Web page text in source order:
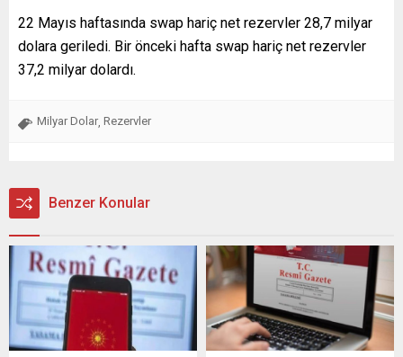
22 Mayıs haftasında swap hariç net rezervler 28,7 milyar
dolara geriledi. Bir önceki hafta swap hariç net rezervler
37,2 milyar dolardı.
Milyar Dolar Rezervler
Benzer Konular